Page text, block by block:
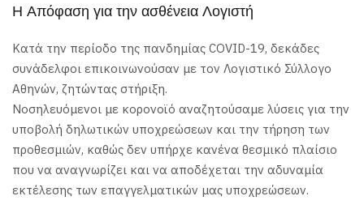
Η Απόφαση για την ασθένεια Λογιστή
Κατά την περίοδο της πανδημίας COVID-19, δεκάδες
συνάδελφοι επικοινωνούσαν με τον Λογιστικό Σύλλογο
Αθηνών, ζητώντας στήριξη.
Νοσηλευόμενοι με κορονοϊό αναζητούσαμε λύσεις για την
υποβολή δηλωτικών υποχρεώσεων και την τήρηση των
προθεσμιών, καθώς δεν υπήρχε κανένα θεσμικό πλαίσιο
που να αναγνωρίζει και να αποδέχεται την αδυναμία
εκτέλεσης των επαγγελματικών μας υποχρεώσεων.